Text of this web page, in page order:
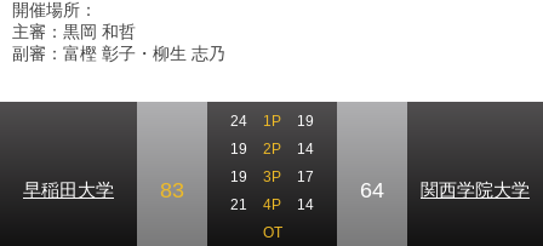
開催場所：
主審：黒岡 和哲
副審：富樫 彰子・柳生 志乃
早稲田大学 83
24 1P
19
19
2P
14
19
3P
17
21
4P
14
OT
64 関西学院大学